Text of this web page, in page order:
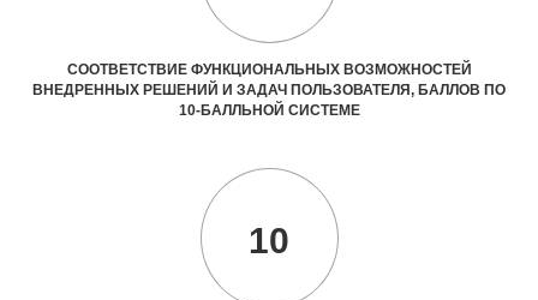
СООТВЕТСТВИЕ ФУНКЦИОНАЛЬНЫХ ВОЗМОЖНОСТЕЙ
ВНЕДРЕННЫХ РЕШЕНИЙ И ЗАДАЧ ПОЛЬЗОВАТЕЛЯ, БАЛЛОВ ПО
10-БАЛЛЬНОЙ СИСТЕМЕ
10